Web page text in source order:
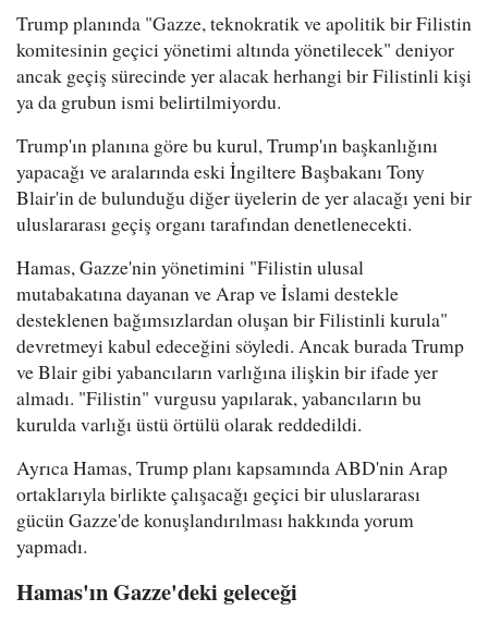
Trump planında "Gazze, teknokratik ve apolitik bir Filistin
komitesinin geçici yönetimi altında yönetilecek" deniyor
ancak geçiş sürecinde yer alacak herhangi bir Filistinli kişi
ya da grubun ismi belirtilmiyordu.
Trump'ın planına göre bu kurul, Trump'ın başkanlığını
yapacağı ve aralarında eski İngiltere Başbakanı Tony
Blair'in de bulunduğu diğer üyelerin de yer alacağı yeni bir
uluslararası geçiş organı tarafından denetlenecekti.
Hamas, Gazze'nin yönetimini "Filistin ulusal
mutabakatına dayanan ve Arap ve İslami destekle
desteklenen bağımsızlardan oluşan bir Filistinli kurula"
devretmeyi kabul edeceğini söyledi. Ancak burada Trump
ve Blair gibi yabancıların varlığına ilişkin bir ifade yer
almadı. "Filistin" vurgusu yapılarak, yabancıların bu
kurulda varlığı üstü örtülü olarak reddedildi.
Ayrıca Hamas, Trump planı kapsamında ABD'nin Arap
ortaklarıyla birlikte çalışacağı geçici bir uluslararası
gücün Gazze'de konuşlandırılması hakkında yorum
yapmadı.
Hamas'ın Gazze'deki geleceği